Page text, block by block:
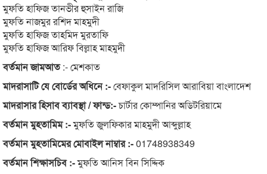
মুফতি হাফিজ তানভীর হুসাইন রাজি
মুফতি নাজমুর রশিদ মাহমুদী
মুফতি হাফিজ তাহমিদ মুরতাফি
মুফতি হাফিজ আরিফ বিল্লাহ মাহমুদী
বর্তমান জামআত:- মেশকাত
মাদরাসাটি যে বোর্ডের অধিনে :-বেফাকুল মাদরিসিল আরাবিয়া বাংলাদেশ
মাদরাসার হিসাব ব্যাবস্থা / ফান্ড:-চার্টার কোম্পানির অডিটরিয়ামে
বর্তমান মুহতামিম :-মুফতি জুলফিকার মাহমুদী আব্দুল্লাহ
বর্তমান মুহতামিমের মোবাইল নাম্বার :-01748938349
বর্তমান শিক্ষাসচিব :-মুফতি আনিস বিন সিদ্দিক